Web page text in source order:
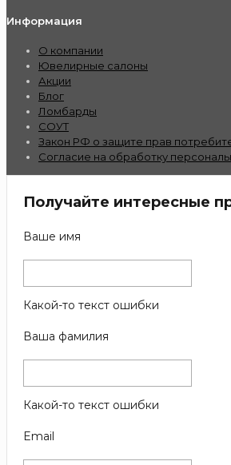
Информация
О компании
Ювелирные салоны
Акции
Блог
Ломбарды
СОУТ
Закон РФ о защите прав
Согласие на обработку
Получайте интересные
Ваше имя
Какой-то текст ошибки
Ваша фамилия
Какой-то текст ошибки
Email